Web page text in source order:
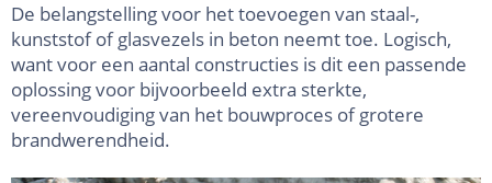
De belangstelling voor het toevoegen van staal-,
kunststof of glasvezels in beton neemt toe. Logisch,
want voor een aantal constructies is dit een passende
oplossing voor bijvoorbeeld extra sterkte,
vereenvoudiging van het bouwproces of grotere
brandwerendheid.